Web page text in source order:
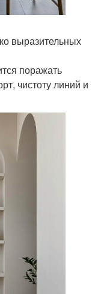
выразительных
поражать
чистоту линий и